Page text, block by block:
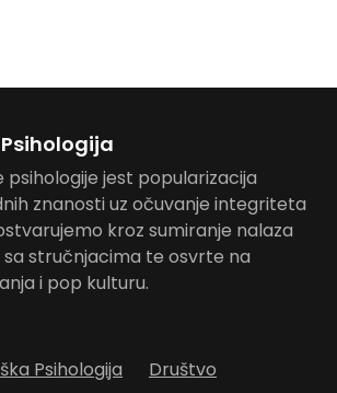
psihologije jest popularizacija
znanosti uz očuvanje integriteta
kroz sumiranje nalaza
stručnjacima te osvrte na
i pop kulturu.
Psihologija
Društvo